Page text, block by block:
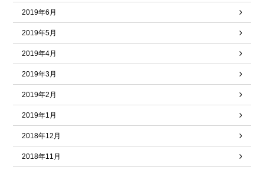
2019年6月
2019年5月
2019年4月
2019年3月
2019年2月
2019年1月
2018年12月
2018年11月